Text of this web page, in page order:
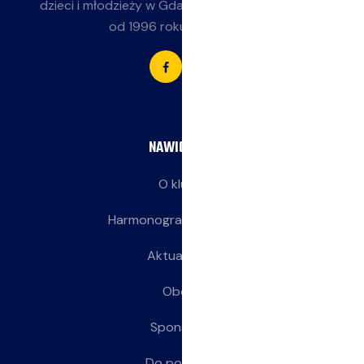
dzieci i młodzieży w Gdańsku-Jasieniu. Działamy
od 1996 roku przy SP 85.
NAWIGACJA
O klubie
Harmonogram treningów
Aktualności
Obozy
Sponsorzy